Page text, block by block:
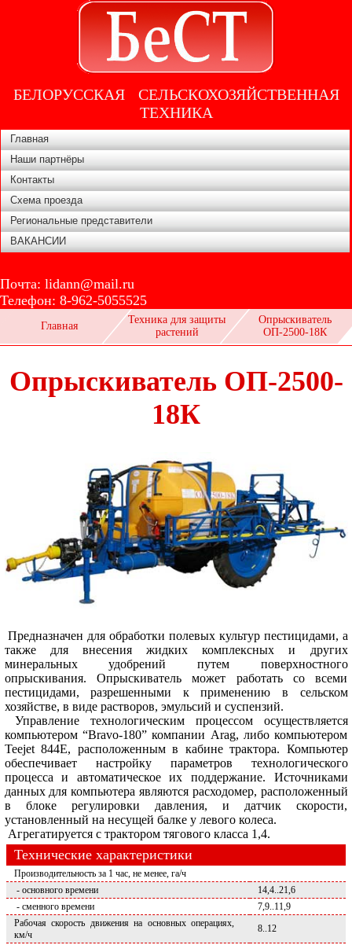
БЕЛОРУССКАЯ СЕЛЬСКОХОЗЯЙСТВЕННАЯ
ТЕХНИКА
Главная
Наши партнёры
Контакты
Схема проезда
Региональные представители
ВАКАНСИИ
Почта: lidann@mail.ru
Телефон: 8-962-5055525
Главная
Техника для защиты
растений
Опрыскиватель
ОП-2500-18К
Опрыскиватель ОП-2500-
18К
Предназначен для обработки полевых культур пестицидами, а
также для внесения жидких комплексных и других
минеральных удобрений путем поверхностного
опрыскивания. Опрыскиватель может работать со всеми
пестицидами, разрешенными к применению в сельском
хозяйстве, в виде растворов, эмульсий и суспензий.
Управление технологическим процессом осуществляется
компьютером “Bravo-180” компании Arag, либо компьютером
Teejet 844E, расположенным в кабине трактора. Компьютер
обеспечивает настройку параметров технологического
процесса и автоматическое их поддержание. Источниками
данных для компьютера являются расходомер, расположенный
в блоке регулировки давления, и датчик скорости,
установленный на несущей балке у левого колеса.
Агрегатируется с трактором тягового класса 1,4.
Технические характеристики
Производительность за 1 час, не менее, га/ч
- основного времени
14,4..21,6
- сменного времени
7,9..11,9
Рабочая скорость движения на основных операциях,
км/ч
8..12